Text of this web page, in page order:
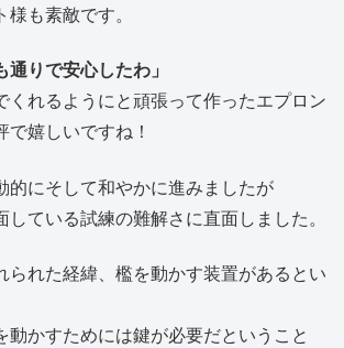
も素敵です。
りで安心したわ」
くれるようにと頑張って作ったエプロン
嬉しいですね！
的にそして和やかに進みましたが
ている試練の難解さに直面しました。
られた経緯、檻を動かす装置があるとい
動かすためには鍵が必要だということ